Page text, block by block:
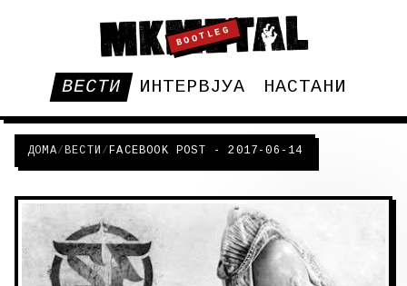
BOOTLEG
ВЕСТИ ИНТЕРВЈУА НАСТАНИ
ДОМА/ВЕСТИ /FACEBOOK POST - 2017-06-14